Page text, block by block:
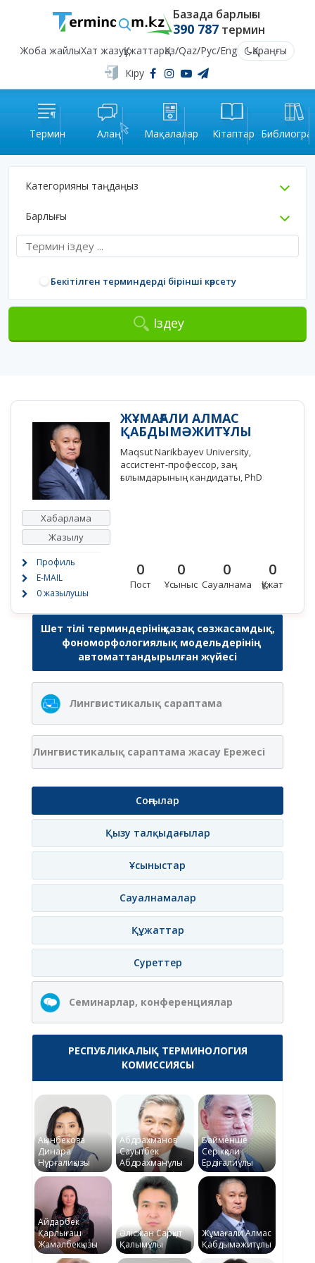
Базада барлығы
390 787термин
Жоба жайлыХат жазуҚұжаттарҚаз/Qaz/Рус/Eng
Қараңғы
Кіру
Термин Алаң Мақалалар Кітаптар
Категорияны таңдаңыз
Барлығы
Бекітілген терминдерді бірінші көрсету
Іздеу
Хабарлама
Жазылу
Профиль
E-MAIL
0 жазылушы
ЖҰМАҒАЛИ АЛМАС
ҚАБДЫМӘЖИТҰЛЫ
Maqsut Narikbayev University,
ассистент-профессор, заң
ғылымдарының кандидаты, PhD
0
Пост
0
Ұсыныс
0
Сауалнама
0
Құжат
Шет тілі терминдерінің қазақ сөзжасамдық,
фономорфологиялық модельдерінің
автоматтандырылған жүйесі
Лингвистикалық сараптама
Лингвистикалық сараптама жасау Ережесі
Соңғылар
Қызу талқыдағылар
Ұсыныстар
Сауалнамалар
Құжаттар
Суреттер
Семинарлар, конференциялар
РЕСПУБЛИКАЛЫҚ ТЕРМИНОЛОГИЯ
КОМИССИЯСЫ
Ақынбекова
Динара
Нұрғалиқызы
Абдрахманов
Сауытбек
Абдрахманұлы
Байменше
Серікқали
Ердіғалиұлы
Айдарбек
Қарлығаш
Жамалбекқызы
Әлісжан Сарқыт
Қалымұлы
Жұмағали Алмас
Қабдымәжитұлы